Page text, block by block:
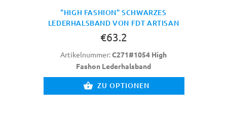
"HIGH FASHION" SCHWARZES
LEDERHALSBAND VON FDT ARTISAN
€63.2
Artikelnummer:C271#1054 High
Fashon Lederhalsband
ZU OPTIONEN